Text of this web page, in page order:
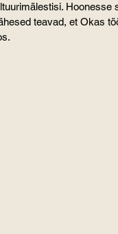
teavad, et Okas